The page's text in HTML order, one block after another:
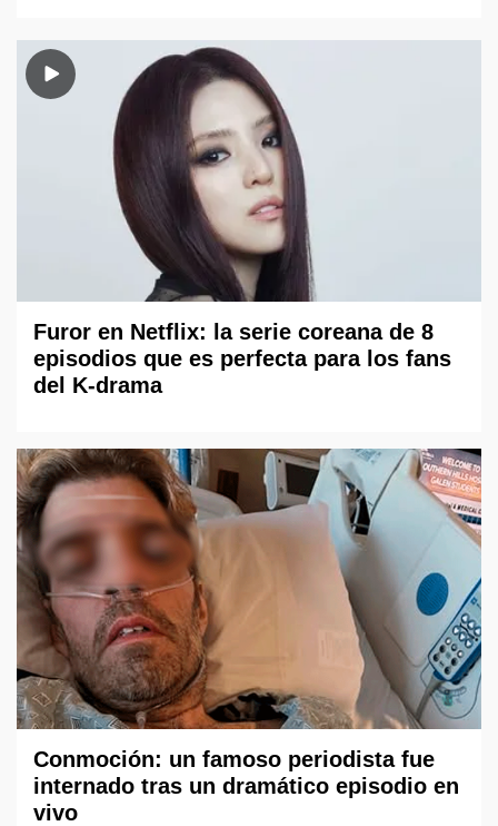
Furor en Netflix: la serie coreana de 8
episodios que es perfecta para los fans
del K-drama
Conmoción: un famoso periodista fue
internado tras un dramático episodio en
vivo